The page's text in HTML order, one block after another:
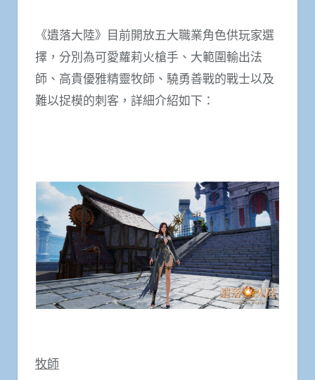
《遺落大陸》目前開放五大職業角色供玩家選
擇，分別為可愛蘿莉火槍手、大範圍輸出法
師、高貴優雅精靈牧師、驍勇善戰的戰士以及
難以捉模的刺客，詳細介紹如下：
牧師